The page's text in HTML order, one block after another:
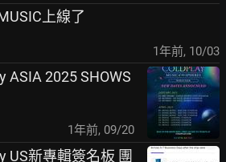
上線了
1年前, 10/03
ASIA 2025 SHOWS
1年前, 09/20
US新專輯簽名板 團